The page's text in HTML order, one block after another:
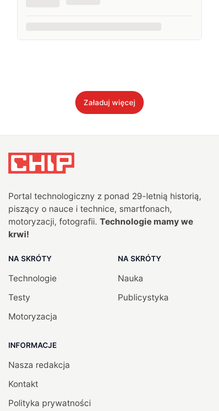
Załaduj więcej
Portal technologiczny z ponad 29-letnią historią,
piszący o nauce i technice, smartfonach,
motoryzacji, fotografii. Technologie mamy we
krwi!
NA SKRÓTY
Technologie
Testy
Motoryzacja
NA SKRÓTY
Nauka
Publicystyka
INFORMACJE
Nasza redakcja
Kontakt
Polityka prywatności